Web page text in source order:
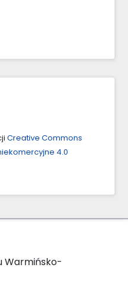
Creative Commons
4.0
Warmińsko-